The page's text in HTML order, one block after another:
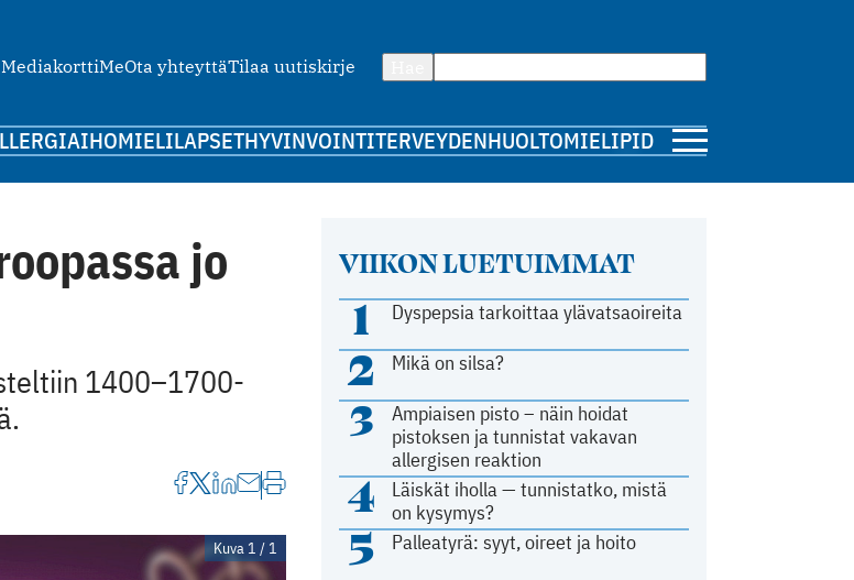
MediakorttiMeOta yhteyttäTilaa uutiskirje
IHOMIELILAPSETHYVINVOINTITERVEYDENHUOLTOMIELIPIDE
VIIKON LUETUIMMAT
1 Dyspepsia tarkoittaa ylävatsaoireita
2 Mikä on silsa?
3
Ampiaisen pisto – näin hoidat
pistoksen ja tunnistat vakavan
allergisen reaktion
4
Läiskät iholla — tunnistatko, mistä
on kysymys?
5 Palleatyrä: syyt, oireet ja hoito
jo
1400–1700-
Kuva 1 / 1